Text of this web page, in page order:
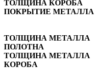
ТОЛЩИНА КОРОБА
ПОКРЫТИЕ МЕТАЛЛА
ТОЛЩИНА МЕТАЛЛА
ПОЛОТНА
ТОЛЩИНА МЕТАЛЛА
КОРОБА